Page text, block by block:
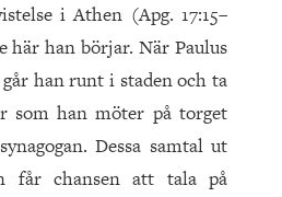
i Athen (Apg. 17:15–
här han börjar. När Paulus
han runt i staden och ta
som han möter på torget
Dessa samtal ut
får chansen att tala på